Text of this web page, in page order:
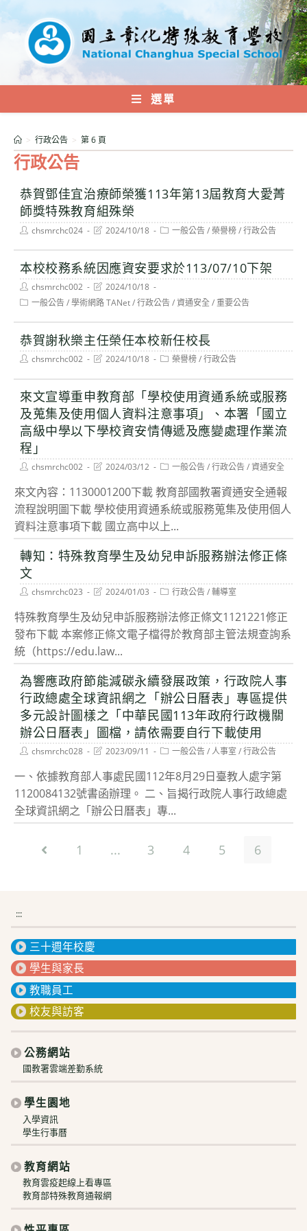
轉
內
選單
行政公告
> 行政公告 > 第 6 頁
恭賀鄧佳宜治療師榮獲113年第13屆教育大愛菁
師獎特殊教育組殊榮
Postchsmrchc024
Post
modified:
2024/10/18
Post一般公告/榮譽榜/行政公告
本校校務系統因應資安要求於113/07/10下架
Post
author:
chsmrchc002
Post
last
modified:
2024/10/18
Post一般公告/學術網路 TANet/行政公告/資通安全/重要公告
恭賀謝秋樂主任榮任本校新任校長
Postchsmrchc002
Post
modified:
2024/10/18
Post榮譽榜/行政公告
來文宣導重申教育部「學校使用資通系統或服務
及蒐集及使用個人資料注意事項」、本署「國立
高級中學以下學校資安情傳遞及應變處理作業流
程」
Postchsmrchc002
Post
modified:
2024/03/12
Post一般公告/行政公告/資通安全
來文內容：1130001200下載 教育部國教署資通安全通報
流程說明圖下載 學校使用資通系統或服務蒐集及使用個人
資料注意事項下載 國立高中以上...
轉知：特殊教育學生及幼兒申訴服務辦法修正條
文
Postchsmrchc023
Post
modified:
2024/01/03
Post行政公告/輔導室
特殊教育學生及幼兒申訴服務辦法修正條文1121221修正
發布下載 本案修正條文電子檔得於教育部主管法規查詢系
統（https://edu.law...
為響應政府節能減碳永續發展政策，行政院人事
行政總處全球資訊網之「辦公日曆表」專區提供
多元設計圖樣之「中華民國113年政府行政機關
辦公日曆表」圖檔，請依需要自行下載使用
Postchsmrchc028
Post
modified:
2023/09/11
Post一般公告/人事室 /行政公告
一、依據教育部人事處民國112年8月29日臺教人處字第
1120084132號書函辦理。 二、旨揭行政院人事行政總處
全球資訊網之「辦公日曆表」專...
Go to the previous page
1 ... 3 4 5 6
:::
三十週年校慶
學生與家長
教職員工
校友與訪客
公務網站
國教署雲端差勤系統
學生園地
入學資訊
學生行事曆
教育網站
教育雲疫起線上看專區
教育部特殊教育通報網